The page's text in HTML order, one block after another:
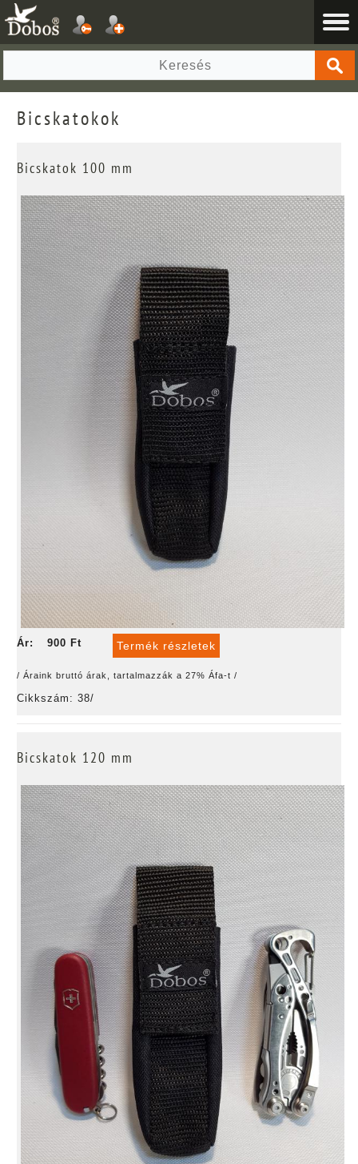
Bicskatokok
Bicskatok 100 mm
Ár: 900 Ft Termék részletek
/ Áraink bruttó árak, tartalmazzák a 27% Áfa-t /
Cikkszám: 38/
Bicskatok 120 mm